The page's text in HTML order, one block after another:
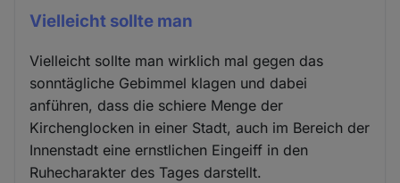
Vielleicht sollte man
Vielleicht sollte man wirklich mal gegen das
sonntägliche Gebimmel klagen und dabei
anführen, dass die schiere Menge der
Kirchenglocken in einer Stadt, auch im Bereich der
Innenstadt eine ernstlichen Eingeiff in den
Ruhecharakter des Tages darstellt.